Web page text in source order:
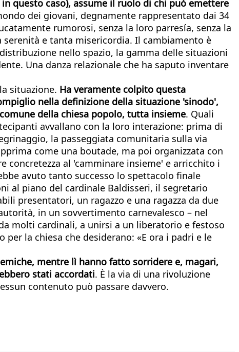
questo caso), assume il ruolo di chi può emettere
dei giovani, degnamente rappresentato dai 34
rumorosi, senza la loro parresía, senza la
e tanta misericordia. Il cambiamento è
nello spazio, la gamma delle situazioni
Una danza relazionale che ha saputo inventare
situazione. Ha veramente colpito questa
nella definizione della situazione 'sinodo',
della chiesa popolo, tutta insieme. Quali
avvallano con la loro interazione: prima di
la passeggiata comunitaria sulla via
come una boutade, ma poi organizzata con
concretezza al 'camminare insieme' e arricchito i
avuto tanto successo lo spettacolo finale
al piano del cardinale Baldisseri, il segretario
presentatori, un ragazzo e una ragazza da due
in un sovvertimento carnevalesco – nel
molti cardinali, a unirsi a un liberatorio e festoso
la chiesa che desiderano: «E ora i padri e le
mentre lì hanno fatto sorridere e, magari,
stati accordati. È la via di una rivoluzione
contenuto può passare davvero.